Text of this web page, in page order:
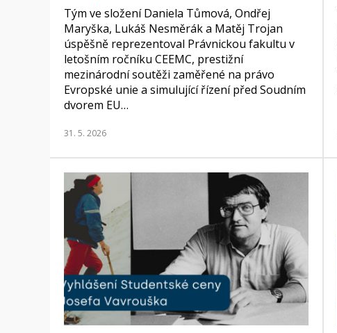
Tým ve složení Daniela Tůmová, Ondřej
Maryška, Lukáš Nesměrák a Matěj Trojan
úspěšně reprezentoval Právnickou fakultu v
letošním ročníku CEEMC, prestižní
mezinárodní soutěži zaměřené na právo
Evropské unie a simulující řízení před Soudním
dvorem EU…
31. 5. 2026